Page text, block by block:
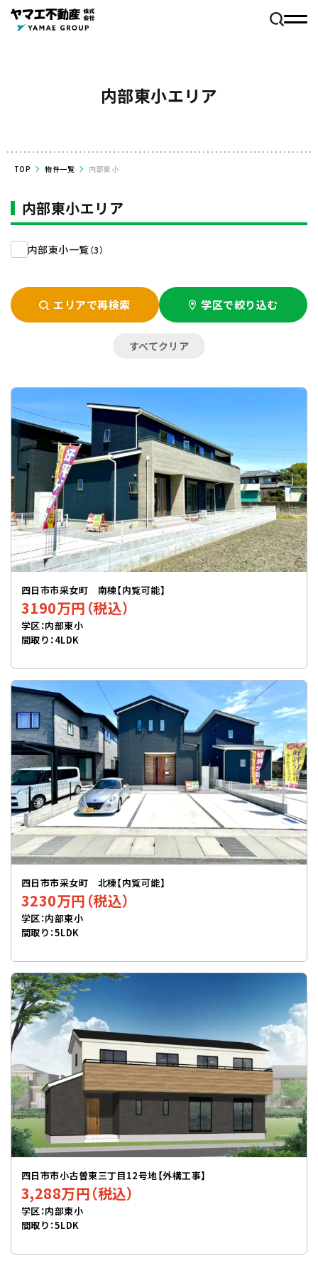
内部東小エリア
TOP 物件一覧 内部東小
内部東小エリア
内部東小一覧（3）
エリアで再検索 学区で絞り込む
すべてクリア
四日市市采女町 南棟【内覧可能】
3190万円（税込）
学区：内部東小
間取り：4LDK
四日市市采女町 北棟【内覧可能】
3230万円（税込）
学区：内部東小
間取り：5LDK
四日市市小古曽東三丁目12号地【外構工事】
3,288万円（税込）
学区：内部東小
間取り：5LDK